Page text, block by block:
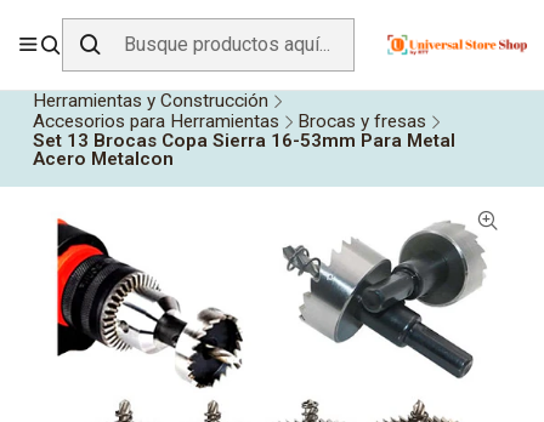
ENVÍO GRATIS SOBRE$19.990EN ZONA CENTRO
Herramientas y Construcción
Accesorios para Herramientas
Brocas y fresas
Set 13 Brocas Copa Sierra 16-53mm Para Metal
Acero Metalcon